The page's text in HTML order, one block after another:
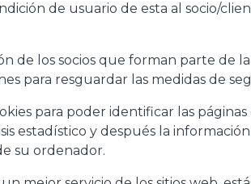
de usuario de esta al socio/
de los socios que forman parte de
para resguardar las medidas de
para poder identificar las
estadístico y después la
su ordenador.